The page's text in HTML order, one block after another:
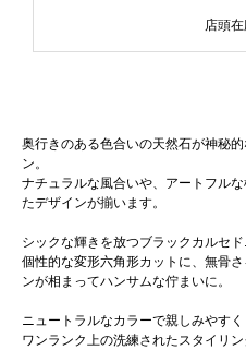
店頭
奥行きのある色合いの天然石が神秘
ン。
ナチュラルな風合いや、アートフル
たデザインが揃います。
シックな輝きを放つブラックカルセド
個性的な変形六角形カットに、無骨
ンが相まってハンサムな佇まいに。
ニュートラルなカラーで親しみやす
ワンランク上の洗練されたスタイリン